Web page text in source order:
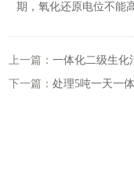
期，氧化还原电位不能
上一篇： 一体化二级生化
下一篇： 处理5吨一天一